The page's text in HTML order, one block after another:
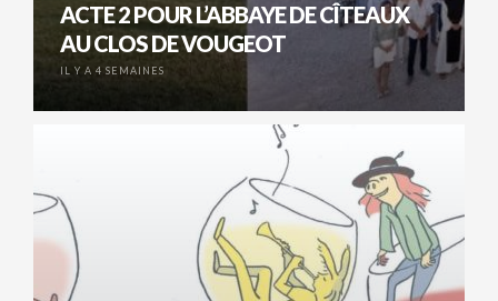
ACTE 2 POUR L’ABBAYE DE CÎTEAUX
AU CLOS DE VOUGEOT
IL Y A 4 SEMAINES